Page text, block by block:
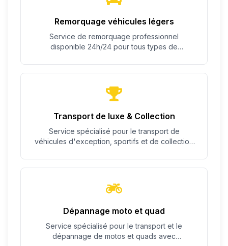
Remorquage véhicules légers
Service de remorquage professionnel
disponible 24h/24 pour tous types de
Transport de luxe & Collection
Service spécialisé pour le transport de
véhicules d'exception, sportifs et de collection
Dépannage moto et quad
Service spécialisé pour le transport et le
dépannage de motos et quads avec